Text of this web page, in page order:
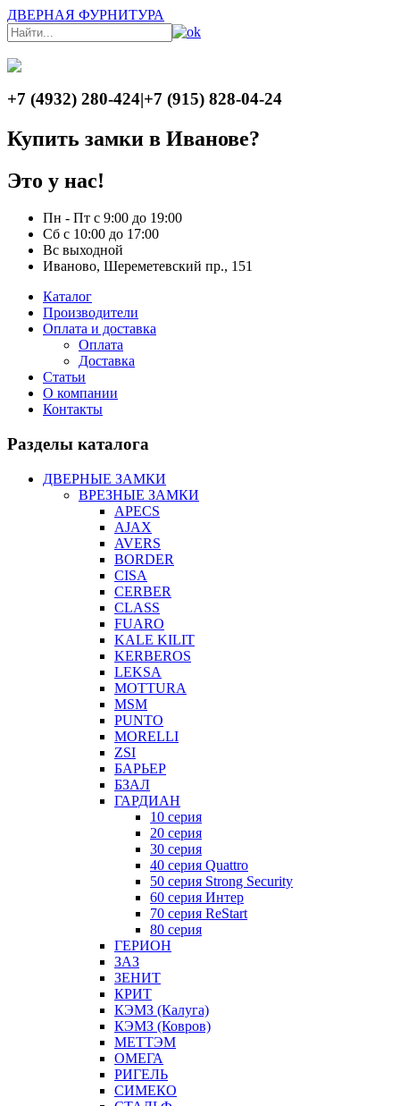
ДВЕРНАЯ ФУРНИТУРА
+7 (4932) 280-424|+7 (915) 828-04-24
Купить замки в Иванове?
Это у нас!
Пн - Пт с 9:00 до 19:00
Сб с 10:00 до 17:00
Вс выходной
Иваново, Шереметевский пр., 151
Каталог
Производители
Оплата и доставка
Оплата
Доставка
Статьи
О компании
Контакты
Разделы каталога
ДВЕРНЫЕ ЗАМКИ
ВРЕЗНЫЕ ЗАМКИ
APECS
AJAX
AVERS
BORDER
CISA
CERBER
CLASS
FUARO
KALE KILIT
KERBEROS
LEKSA
MOTTURA
MSM
PUNTO
MORELLI
ZSI
БАРЬЕР
БЗАЛ
ГАРДИАН
10 серия
20 серия
30 серия
40 серия Quattro
50 серия Strong Security
60 серия Интер
70 серия ReStart
80 серия
ГЕРИОН
ЗАЗ
ЗЕНИТ
КРИТ
КЭМЗ (Калуга)
КЭМЗ (Ковров)
МЕТТЭМ
ОМЕГА
РИГЕЛЬ
СИМЕКО